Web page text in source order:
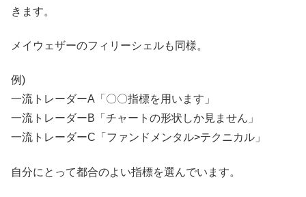
きます。
メイウェザーのフィリーシェルも同様。
例)
一流トレーダーA「〇〇指標を用います」
一流トレーダーB「チャートの形状しか見ません」
一流トレーダーC「ファンドメンタル>テクニカル」
自分にとって都合のよい指標を選んでいます。